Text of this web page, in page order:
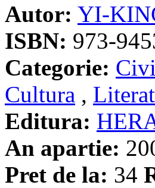
Autor: YI-
ISBN: 973-
Categorie:
Cultura ,
Editura:
An apartie:
Pret de la: 34